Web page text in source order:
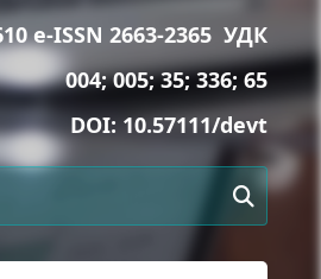
e-ISSN 2663-2365 УДК
004; 005; 35; 336; 65
DOI:10.57111/devt